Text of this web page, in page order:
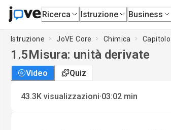
Ricerca Istruzione Business
Istruzione JoVE Core Chimica
1.5Misura: unità derivate
Video Quiz
43.3K visualizzazioni·03:02 min